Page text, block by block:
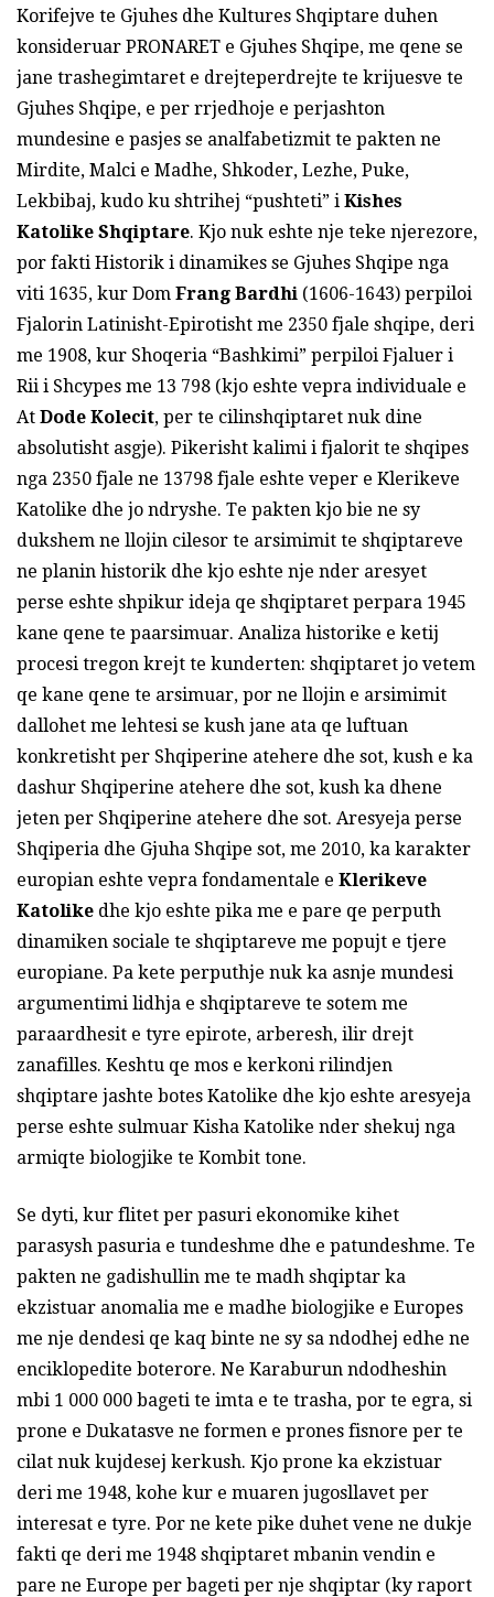
Korifejve te Gjuhes dhe Kultures Shqiptare duhen
konsideruar PRONARET e Gjuhes Shqipe, me qene se
jane trashegimtaret e drejteperdrejte te krijuesve te
Gjuhes Shqipe, e per rrjedhoje e perjashton
mundesine e pasjes se analfabetizmit te pakten ne
Mirdite, Malci e Madhe, Shkoder, Lezhe, Puke,
Lekbibaj, kudo ku shtrihej “pushteti” i Kishes
Katolike Shqiptare. Kjo nuk eshte nje teke njerezore,
por fakti Historik i dinamikes se Gjuhes Shqipe nga
viti 1635, kur Dom Frang Bardhi (1606-1643) perpiloi
Fjalorin Latinisht-Epirotisht me 2350 fjale shqipe, deri
me 1908, kur Shoqeria “Bashkimi” perpiloi Fjaluer i
Rii i Shcypes me 13 798 (kjo eshte vepra individuale e
At Dode Kolecit, per te cilinshqiptaret nuk dine
absolutisht asgje). Pikerisht kalimi i fjalorit te shqipes
nga 2350 fjale ne 13798 fjale eshte veper e Klerikeve
Katolike dhe jo ndryshe. Te pakten kjo bie ne sy
dukshem ne llojin cilesor te arsimimit te shqiptareve
ne planin historik dhe kjo eshte nje nder aresyet
perse eshte shpikur ideja qe shqiptaret perpara 1945
kane qene te paarsimuar. Analiza historike e ketij
procesi tregon krejt te kunderten: shqiptaret jo vetem
qe kane qene te arsimuar, por ne llojin e arsimimit
dallohet me lehtesi se kush jane ata qe luftuan
konkretisht per Shqiperine atehere dhe sot, kush e ka
dashur Shqiperine atehere dhe sot, kush ka dhene
jeten per Shqiperine atehere dhe sot. Aresyeja perse
Shqiperia dhe Gjuha Shqipe sot, me 2010, ka karakter
europian eshte vepra fondamentale e Klerikeve
Katolike dhe kjo eshte pika me e pare qe perputh
dinamiken sociale te shqiptareve me popujt e tjere
europiane. Pa kete perputhje nuk ka asnje mundesi
argumentimi lidhja e shqiptareve te sotem me
paraardhesit e tyre epirote, arberesh, ilir drejt
zanafilles. Keshtu qe mos e kerkoni rilindjen
shqiptare jashte botes Katolike dhe kjo eshte aresyeja
perse eshte sulmuar Kisha Katolike nder shekuj nga
armiqte biologjike te Kombit tone.
Se dyti, kur flitet per pasuri ekonomike kihet
parasysh pasuria e tundeshme dhe e patundeshme. Te
pakten ne gadishullin me te madh shqiptar ka
ekzistuar anomalia me e madhe biologjike e Europes
me nje dendesi qe kaq binte ne sy sa ndodhej edhe ne
enciklopedite boterore. Ne Karaburun ndodheshin
mbi 1 000 000 bageti te imta e te trasha, por te egra, si
prone e Dukatasve ne formen e prones fisnore per te
cilat nuk kujdesej kerkush. Kjo prone ka ekzistuar
deri me 1948, kohe kur e muaren jugosllavet per
interesat e tyre. Por ne kete pike duhet vene ne dukje
fakti qe deri me 1948 shqiptaret mbanin vendin e
pare ne Europe per bageti per nje shqiptar (ky raport